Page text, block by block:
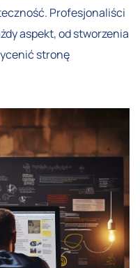
Profesjonaliści
aspekt, od stworzenia
stronę